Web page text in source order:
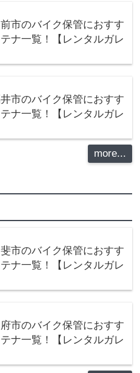
前市のバイク保管におすす
ナ一覧！【レンタルガレ
井市のバイク保管におすす
ナ一覧！【レンタルガレ
more...
斐市のバイク保管におすす
ナ一覧！【レンタルガレ
府市のバイク保管におすす
ナ一覧！【レンタルガレ